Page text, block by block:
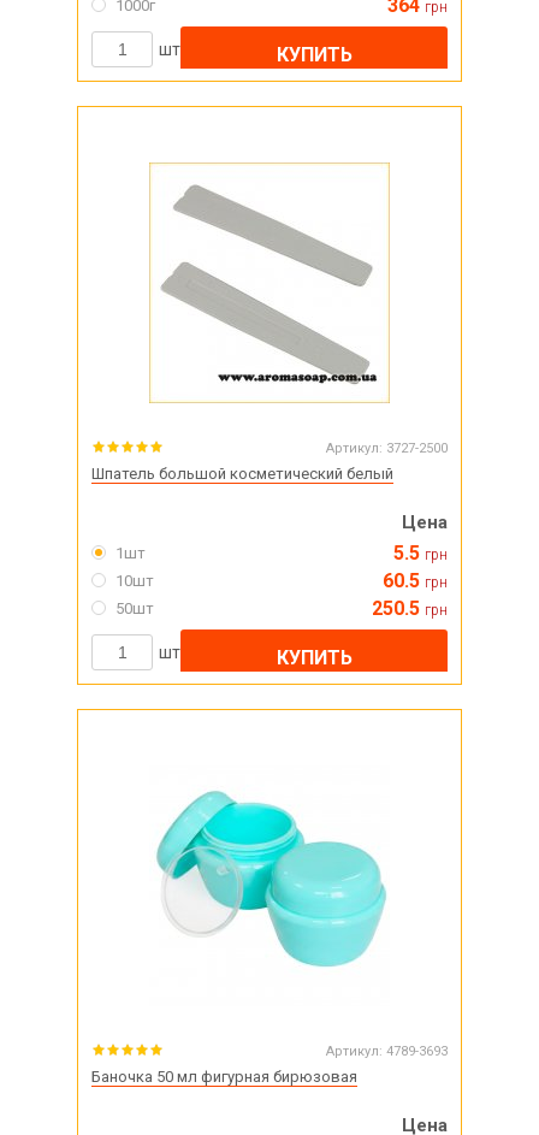
1000г 364 грн
шт КУПИТЬ
Артикул: 3727-2500
Шпатель большой косметический белый
Цена
1шт 5.5 грн
10шт 60.5 грн
50шт 250.5 грн
шт КУПИТЬ
Артикул: 4789-3693
Баночка 50 мл фигурная бирюзовая
Цена